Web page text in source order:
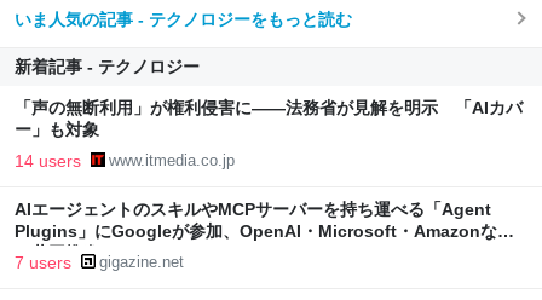
いま人気の記事 - テクノロジーをもっと読む
新着記事 - テクノロジー
「声の無断利用」が権利侵害に――法務省が見解を明示 「AIカバ
ー」も対象
14 users www.itmedia.co.jp
AIエージェントのスキルやMCPサーバーを持ち運べる「Agent
Plugins」にGoogleが参加、OpenAI・Microsoft・Amazonなど
と共同推進
7 users gigazine.net